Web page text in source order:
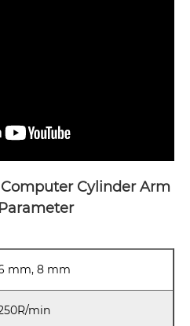
Cylinder Arm
mm, 8 mm
min